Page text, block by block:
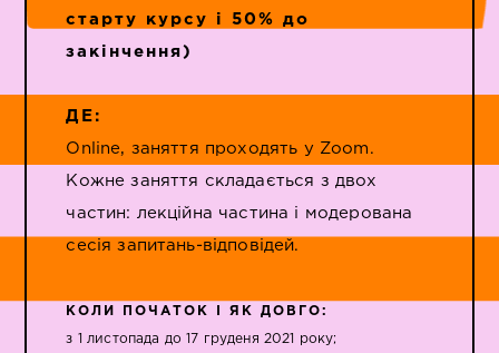
старту курсу і 50% до
закінчення)
ДЕ:
Online, заняття проходять у Zoom.
Кожне заняття складається з двох
частин: лекційна частина і модерована
сесія запитань-відповідей.
КОЛИ ПОЧАТОК І ЯК ДОВГО:
з 1 листопада до 17 груденя 2021 року;